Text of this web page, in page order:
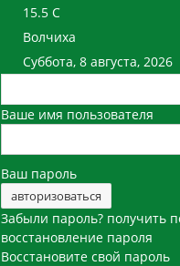
15.5 C
Волчиха
Суббота, 8 августа, 2026
Ваше имя пользователя
Ваш пароль
Забыли пароль? получить
восстановление пароля
Восстановите свой пароль